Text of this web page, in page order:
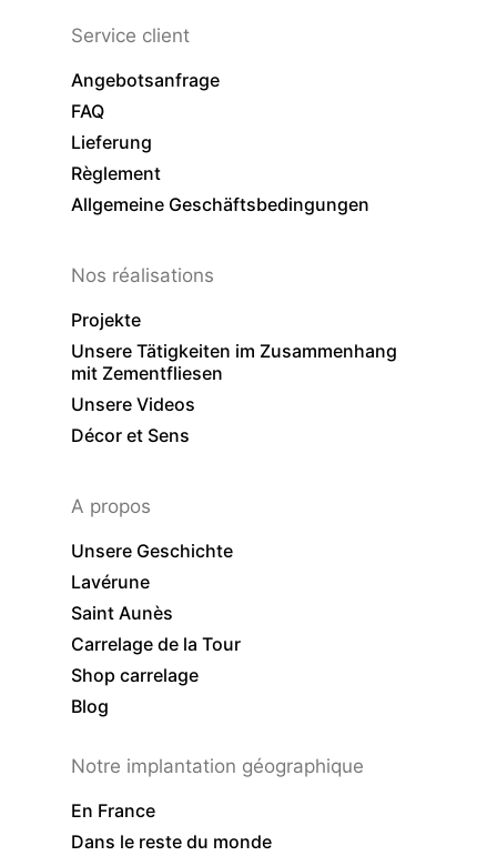
Service client
Angebotsanfrage
FAQ
Lieferung
Règlement
Allgemeine Geschäftsbedingungen
Nos réalisations
Projekte
Unsere Tätigkeiten im Zusammenhang
mit Zementfliesen
Unsere Videos
Décor et Sens
A propos
Unsere Geschichte
Lavérune
Saint Aunès
Carrelage de la Tour
Shop carrelage
Blog
Notre implantation géographique
En France
Dans le reste du monde